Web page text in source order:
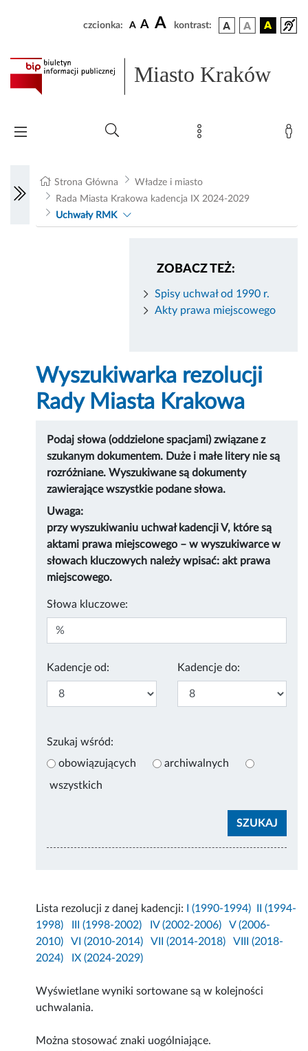
czcionka: A A A kontrast:
Miasto Kraków
Strona Główna
Władze i miasto
Rada Miasta Krakowa kadencja IX 2024-2029
Uchwały RMK
ZOBACZ TEŻ:
Spisy uchwał od 1990 r.
Akty prawa miejscowego
Wyszukiwarka rezolucji
Rady Miasta Krakowa
Podaj słowa (oddzielone spacjami) związane z
szukanym dokumentem. Duże i małe litery nie są
rozróżniane. Wyszukiwane są dokumenty
zawierające wszystkie podane słowa.
Uwaga:
przy wyszukiwaniu uchwał kadencji V, które są
aktami prawa miejscowego – w wyszukiwarce w
słowach kluczowych należy wpisać: akt prawa
miejscowego.
Słowa kluczowe:
Kadencje od: Kadencje do:
Szukaj wśród:
obowiązujących
archiwalnych
wszystkich
Lista rezolucji z danej kadencji: I (1990-1994)
II (1994-
1998)
III (1998-2002) IV (2002-2006)
V (2006-
2010)
VI (2010-2014) VII (2014-2018)
VIII (2018-
2024)
IX (2024-2029)
Wyświetlane wyniki sortowane są w kolejności
uchwalania.
Można stosować znaki uogólniające.